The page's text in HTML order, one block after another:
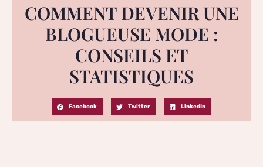
COMMENT DEVENIR UNE
BLOGUEUSE MODE :
CONSEILS ET
STATISTIQUES
Facebook Twitter LinkedIn